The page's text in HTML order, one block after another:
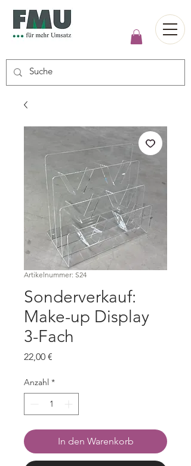
Artikelnummer: S24
Sonderverkauf:
Make-up Display
3-Fach
22,00 €
Anzahl *
In den Warenkorb